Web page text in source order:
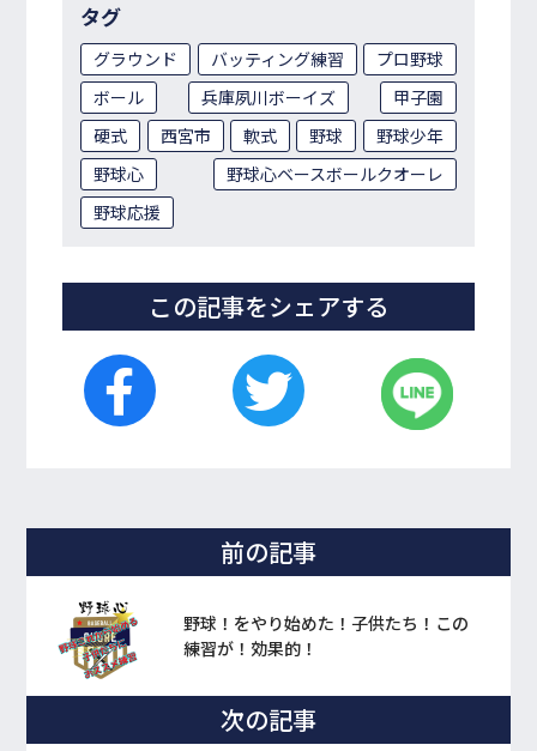
タグ
グラウンド バッティング練習
プロ野球
ボール
兵庫夙川ボーイズ
甲子園
硬式
西宮市 軟式 野球
野球少年
野球心
野球心ベースボールクオーレ
野球応援
この記事をシェアする
前の記事
野球！をやり始めた！子供たち！この
練習が！効果的！
次の記事